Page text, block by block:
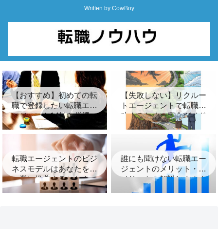
Written by CowBoy
【おすすめ】初めての転
職で登録したい転職エー
ジェント14社を厳選
【失敗しない】リクルー
トエージェントで転職成
功するための完全ガイド
｜登録から内定までの全
ステップと賢い活用術
転職エージェントのビジ
ネスモデルはあなたを企
業に推薦すること！
誰にも聞けない転職エー
ジェントのメリット・デ
メリットを解説します！